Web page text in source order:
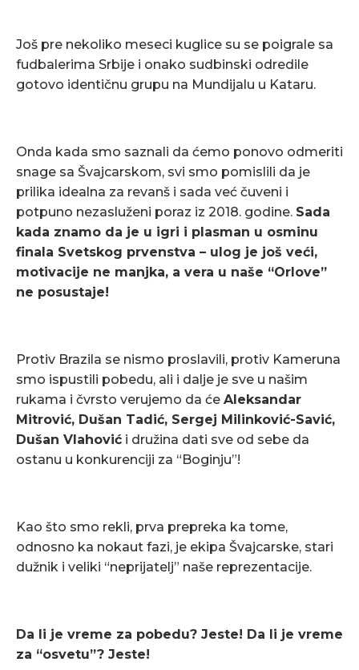
Još pre nekoliko meseci kuglice su se poigrale sa
fudbalerima Srbije i onako sudbinski odredile
gotovo identičnu grupu na Mundijalu u Kataru.
Onda kada smo saznali da ćemo ponovo odmeriti
snage sa Švajcarskom, svi smo pomislili da je
prilika idealna za revanš i sada već čuveni i
potpuno nezasluženi poraz iz 2018. godine. Sada
kada znamo da je u igri i plasman u osminu
finala Svetskog prvenstva – ulog je još veći,
motivacije ne manjka, a vera u naše “Orlove”
ne posustaje!
Protiv Brazila se nismo proslavili, protiv Kameruna
smo ispustili pobedu, ali i dalje je sve u našim
rukama i čvrsto verujemo da će Aleksandar
Mitrović, Dušan Tadić, Sergej Milinković-Savić,
Dušan Vlahović i družina dati sve od sebe da
ostanu u konkurenciji za “Boginju”!
Kao što smo rekli, prva prepreka ka tome,
odnosno ka nokaut fazi, je ekipa Švajcarske, stari
dužnik i veliki “neprijatelj” naše reprezentacije.
Da li je vreme za pobedu? Jeste! Da li je vreme
za “osvetu”? Jeste!